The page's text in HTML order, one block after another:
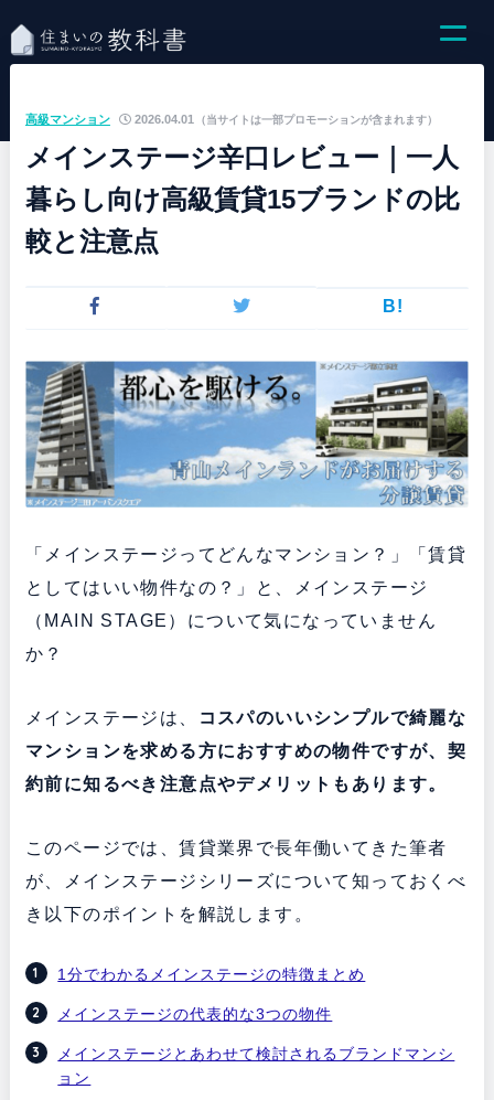
（当サイトは一部プロモーションが含まれます）
高級マンション 2026.04.01
メインステージ辛口レビュー｜一人
暮らし向け高級賃貸15ブランドの比
較と注意点
B!
「メインステージってどんなマンション？」「賃貸
としてはいい物件なの？」と、メインステージ
（MAIN STAGE）について気になっていません
か？
メインステージは、
コスパのいいシンプルで綺麗な
マンションを求める方におすすめの物件ですが、契
約前に知るべき注意点やデメリットもあります。
このページでは、賃貸業界で長年働いてきた筆者
が、メインステージシリーズについて知っておくべ
き以下のポイントを解説します。
1分でわかるメインステージの特徴まとめ
メインステージの代表的な3つの物件
メインステージとあわせて検討されるブランドマンシ
ョン